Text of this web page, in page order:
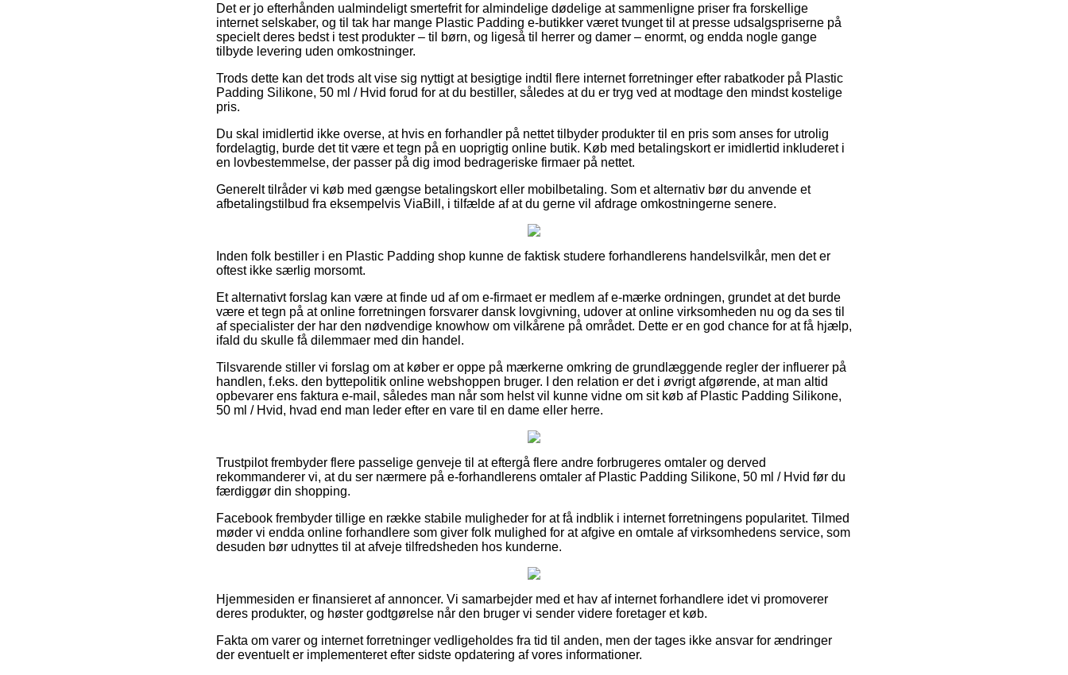
Det er jo efterhånden ualmindeligt smertefrit for almindelige dødelige at sammenligne priser fra forskellige
internet selskaber, og til tak har mange Plastic Padding e-butikker været tvunget til at presse udsalgspriserne på
specielt deres bedst i test produkter – til børn, og ligeså til herrer og damer – enormt, og endda nogle gange
tilbyde levering uden omkostninger.
Trods dette kan det trods alt vise sig nyttigt at besigtige indtil flere internet forretninger efter rabatkoder på Plastic
Padding Silikone, 50 ml / Hvid forud for at du bestiller, således at du er tryg ved at modtage den mindst kostelige
pris.
Du skal imidlertid ikke overse, at hvis en forhandler på nettet tilbyder produkter til en pris som anses for utrolig
fordelagtig, burde det tit være et tegn på en uoprigtig online butik. Køb med betalingskort er imidlertid inkluderet i
en lovbestemmelse, der passer på dig imod bedrageriske firmaer på nettet.
Generelt tilråder vi køb med gængse betalingskort eller mobilbetaling. Som et alternativ bør du anvende et
afbetalingstilbud fra eksempelvis ViaBill, i tilfælde af at du gerne vil afdrage omkostningerne senere.
Inden folk bestiller i en Plastic Padding shop kunne de faktisk studere forhandlerens handelsvilkår, men det er
oftest ikke særlig morsomt.
Et alternativt forslag kan være at finde ud af om e-firmaet er medlem af e-mærke ordningen, grundet at det burde
være et tegn på at online forretningen forsvarer dansk lovgivning, udover at online virksomheden nu og da ses til
af specialister der har den nødvendige knowhow om vilkårene på området. Dette er en god chance for at få hjælp,
ifald du skulle få dilemmaer med din handel.
Tilsvarende stiller vi forslag om at køber er oppe på mærkerne omkring de grundlæggende regler der influerer på
handlen, f.eks. den byttepolitik online webshoppen bruger. I den relation er det i øvrigt afgørende, at man altid
opbevarer ens faktura e-mail, således man når som helst vil kunne vidne om sit køb af Plastic Padding Silikone,
50 ml / Hvid, hvad end man leder efter en vare til en dame eller herre.
Trustpilot frembyder flere passelige genveje til at eftergå flere andre forbrugeres omtaler og derved
rekommanderer vi, at du ser nærmere på e-forhandlerens omtaler af Plastic Padding Silikone, 50 ml / Hvid før du
færdiggør din shopping.
Facebook frembyder tillige en række stabile muligheder for at få indblik i internet forretningens popularitet. Tilmed
møder vi endda online forhandlere som giver folk mulighed for at afgive en omtale af virksomhedens service, som
desuden bør udnyttes til at afveje tilfredsheden hos kunderne.
Hjemmesiden er finansieret af annoncer. Vi samarbejder med et hav af internet forhandlere idet vi promoverer
deres produkter, og høster godtgørelse når den bruger vi sender videre foretager et køb.
Fakta om varer og internet forretninger vedligeholdes fra tid til anden, men der tages ikke ansvar for ændringer
der eventuelt er implementeret efter sidste opdatering af vores informationer.